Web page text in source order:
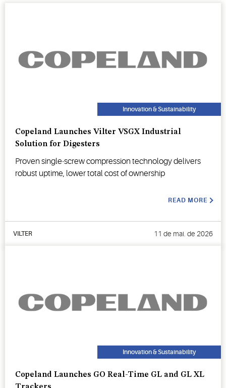
Innovation & Sustainability
Copeland Launches Vilter VSGX Industrial
Solution for Digesters
Proven single‑screw compression technology delivers
robust uptime, lower total cost of ownership
READ MORE
VILTER 11 de mai. de 2026
Innovation & Sustainability
Copeland Launches GO Real-Time GL and GL XL